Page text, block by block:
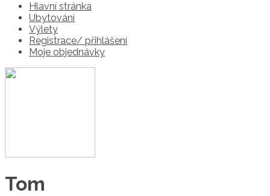
Hlavní stránka
Ubytování
Výlety
Registrace/ přihlášení
Moje objednávky
Tom